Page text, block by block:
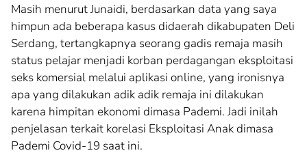
Masih menurut Junaidi, berdasarkan data yang saya
himpun ada beberapa kasus didaerah dikabupaten Deli
Serdang, tertangkapnya seorang gadis remaja masih
status pelajar menjadi korban perdagangan eksploitasi
seks komersial melalui aplikasi online, yang ironisnya
apa yang dilakukan adik adik remaja ini dilakukan
karena himpitan ekonomi dimasa Pademi. Jadi inilah
penjelasan terkait korelasi Eksploitasi Anak dimasa
Pademi Covid-19 saat ini.